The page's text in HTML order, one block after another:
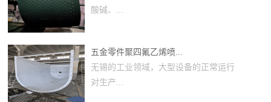
酸碱、...
五金零件聚四氟乙烯喷...
无锡的工业领域，大型设备的正常运行
对生产...